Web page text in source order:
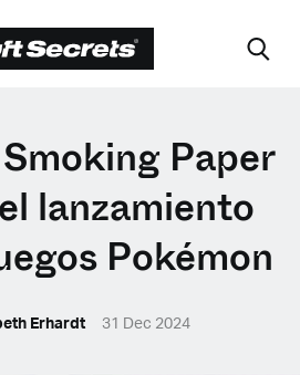
Kingdom)
Paper
lanzamiento
Pokémon
Erhardt 31 Dec 2024